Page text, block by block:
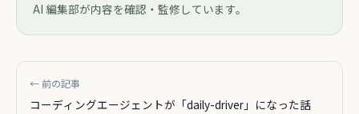
AI 編集部が内容を確認・監修しています。
← 前の記事
コーディングエージェントが「daily-driver」になった話